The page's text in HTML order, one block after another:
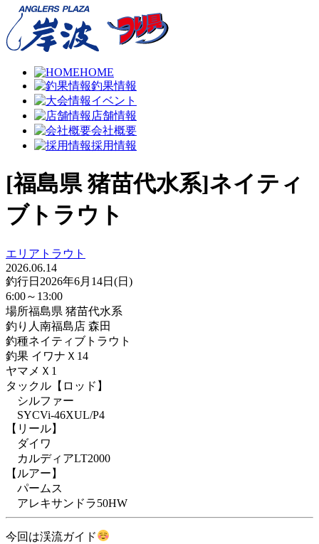
HOME
釣果情報
イベント
店舗情報
会社概要
採用情報
[福島県 猪苗代水系]ネイティ
ブトラウト
エリアトラウト
2026.06.14
釣行日 2026年6月14日(日)
6:00～13:00
場所福島県 猪苗代水系
釣り人 南福島店 森田
釣種ネイティブトラウト
釣果 イワナＸ14
ヤマメＸ1
タックル 【ロッド】
シルファー
SYCVi-46XUL/P4
【リール】
ダイワ
カルディアLT2000
【ルアー】
パームス
アレキサンドラ50HW
今回は渓流ガイド